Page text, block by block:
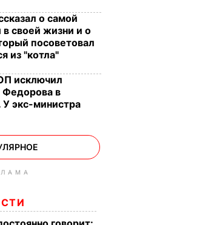
о самой
в своей жизни и о
посоветовал
из "котла"
исключил
Федорова в
экс-министра